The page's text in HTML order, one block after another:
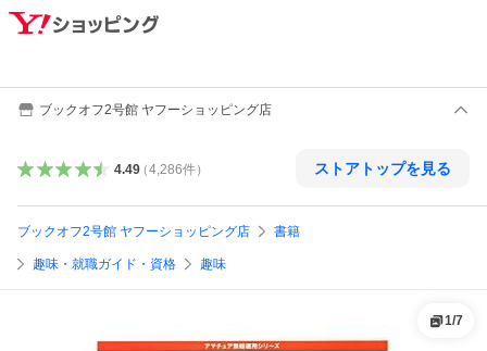
ブックオフ2号館 ヤフーショッピング店
4.49（4,286件） ストアトップを見る
ブックオフ2号館 ヤフーショッピング店 書籍
趣味・就職ガイド・資格 趣味
1/7